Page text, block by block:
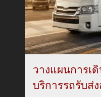
วางแผนการเ
บริการรถรับส่